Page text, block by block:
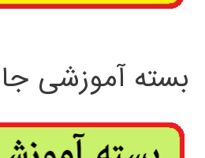
بسته آموزشی